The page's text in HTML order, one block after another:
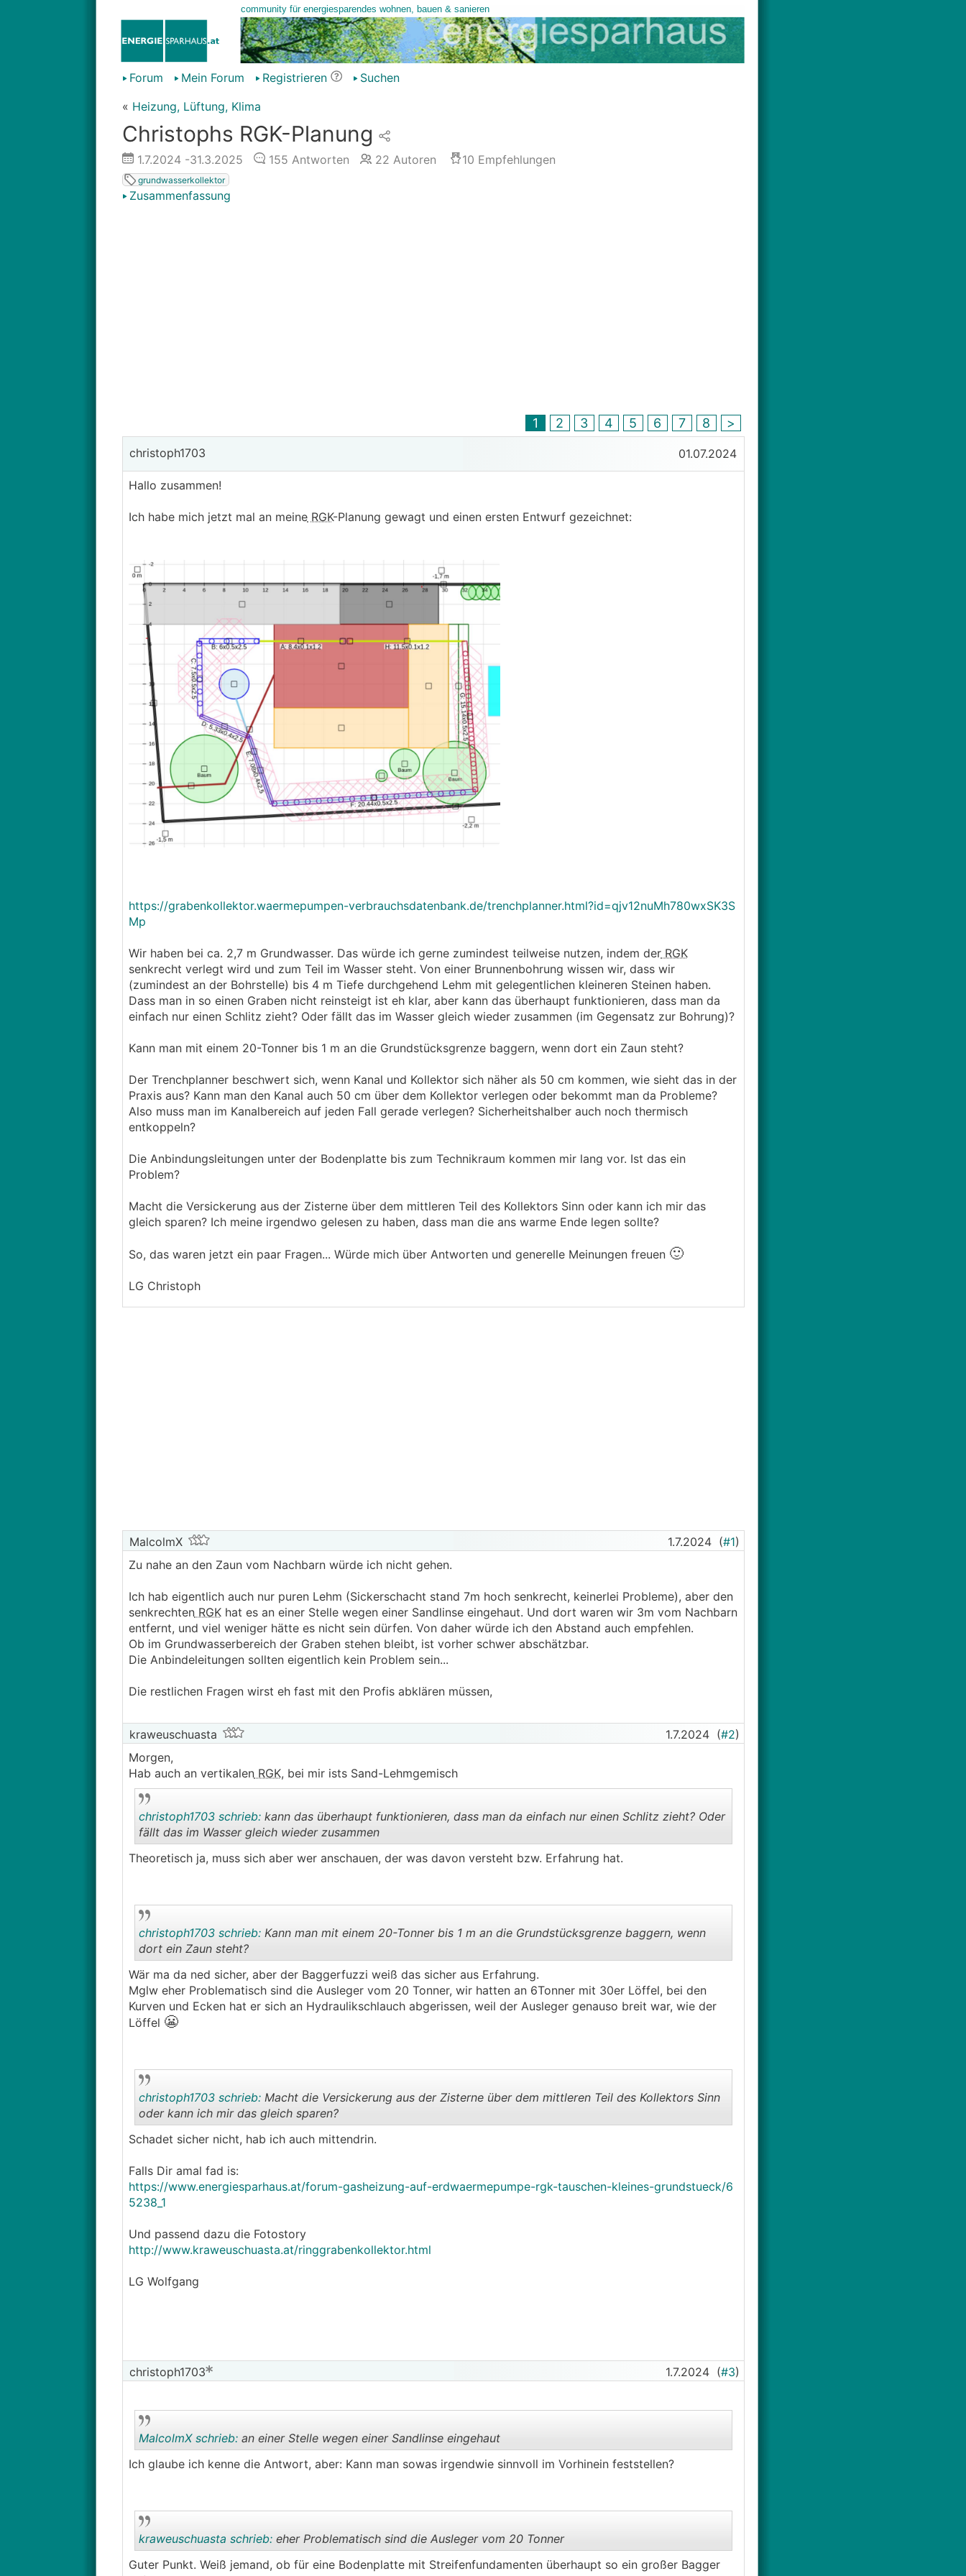
Forum Mein Forum Registrieren
Suchen
« Heizung, Lüftung, Klima
Christophs RGK-Planung
1.7.2024 -31.3.2025 155 Antworten 22 Autoren 10 Empfehlungen
grundwasserkollektor
Zusammenfassung
1 2 3 4 5 6 7 8 >
christoph1703 01.07.2024
Hallo zusammen!
Ich habe mich jetzt mal an meineRGK-Planung gewagt und einen ersten Entwurf gezeichnet:
https://grabenkollektor.waermepumpen-verbrauchsdatenbank.de/trenchplanner.html?id=qjv12nuMh780wxSK3S
Mp
Wir haben bei ca. 2,7 m Grundwasser. Das würde ich gerne zumindest teilweise nutzen, indem derRGK
senkrecht verlegt wird und zum Teil im Wasser steht. Von einer Brunnenbohrung wissen wir, dass wir
(zumindest an der Bohrstelle) bis 4 m Tiefe durchgehend Lehm mit gelegentlichen kleineren Steinen haben.
Dass man in so einen Graben nicht reinsteigt ist eh klar, aber kann das überhaupt funktionieren, dass man da
einfach nur einen Schlitz zieht? Oder fällt das im Wasser gleich wieder zusammen (im Gegensatz zur Bohrung)?
Kann man mit einem 20-Tonner bis 1 m an die Grundstücksgrenze baggern, wenn dort ein Zaun steht?
Der Trenchplanner beschwert sich, wenn Kanal und Kollektor sich näher als 50 cm kommen, wie sieht das in der
Praxis aus? Kann man den Kanal auch 50 cm über dem Kollektor verlegen oder bekommt man da Probleme?
Also muss man im Kanalbereich auf jeden Fall gerade verlegen? Sicherheitshalber auch noch thermisch
entkoppeln?
Die Anbindungsleitungen unter der Bodenplatte bis zum Technikraum kommen mir lang vor. Ist das ein
Problem?
Macht die Versickerung aus der Zisterne über dem mittleren Teil des Kollektors Sinn oder kann ich mir das
gleich sparen? Ich meine irgendwo gelesen zu haben, dass man die ans warme Ende legen sollte?
So, das waren jetzt ein paar Fragen... Würde mich über Antworten und generelle Meinungen freuen 🙂
LG Christoph
MalcolmX 1.7.2024 (#1)
Zu nahe an den Zaun vom Nachbarn würde ich nicht gehen.
Ich hab eigentlich auch nur puren Lehm (Sickerschacht stand 7m hoch senkrecht, keinerlei Probleme), aber den
senkrechtenRGKhat es an einer Stelle wegen einer Sandlinse eingehaut. Und dort waren wir 3m vom Nachbarn
entfernt, und viel weniger hätte es nicht sein dürfen. Von daher würde ich den Abstand auch empfehlen.
Ob im Grundwasserbereich der Graben stehen bleibt, ist vorher schwer abschätzbar.
Die Anbindeleitungen sollten eigentlich kein Problem sein...
Die restlichen Fragen wirst eh fast mit den Profis abklären müssen,
kraweuschuasta 1.7.2024 (#2)
Morgen,
Hab auch an vertikalenRGK, bei mir ists Sand-Lehmgemisch
christoph1703 schrieb:kann das überhaupt funktionieren, dass man da einfach nur einen Schlitz zieht? Oder
fällt das im Wasser gleich wieder zusammen
Theoretisch ja, muss sich aber wer anschauen, der was davon versteht bzw. Erfahrung hat.
..
christoph1703 schrieb:Kann man mit einem 20-Tonner bis 1 m an die Grundstücksgrenze baggern, wenn
dort ein Zaun steht?
Wär ma da ned sicher, aber der Baggerfuzzi weiß das sicher aus Erfahrung.
Mglw eher Problematisch sind die Ausleger vom 20 Tonner, wir hatten an 6Tonner mit 30er Löffel, bei den
Kurven und Ecken hat er sich an Hydraulikschlauch abgerissen, weil der Ausleger genauso breit war, wie der
Löffel 😬
christoph1703 schrieb:Macht die Versickerung aus der Zisterne über dem mittleren Teil des Kollektors Sinn
oder kann ich mir das gleich sparen?
Schadet sicher nicht, hab ich auch mittendrin.
Falls Dir amal fad is:
https://www.energiesparhaus.at/forum-gasheizung-auf-erdwaermepumpe-rgk-tauschen-kleines-grundstueck/6
5238_1
Und passend dazu die Fotostory
http://www.kraweuschuasta.at/ringgrabenkollektor.html
LG Wolfgang
christoph1703 1.7.2024 (#3)
MalcolmX schrieb:an einer Stelle wegen einer Sandlinse eingehaut
Ich glaube ich kenne die Antwort, aber: Kann man sowas irgendwie sinnvoll im Vorhinein feststellen?
kraweuschuasta schrieb:eher Problematisch sind die Ausleger vom 20 Tonner
Guter Punkt. Weiß jemand, ob für eine Bodenplatte mit Streifenfundamenten überhaupt so ein großer Bagger